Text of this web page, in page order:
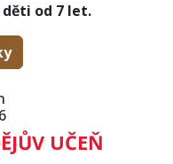
od 7 let.
UČEŇ